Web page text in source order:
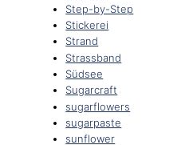
Step-by-Step
Stickerei
Strand
Strassband
Südsee
Sugarcraft
sugarflowers
sugarpaste
sunflower